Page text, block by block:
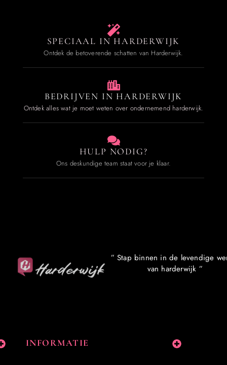
SPECIAAL IN HARDERWIJK
Ontdek de betoverende schatten van Harderwijk.
BEDRIJVEN IN HARDERWIJK
Ontdek alles wat je moet weten over ondernemend harderwijk.
HULP NODIG?
Ons deskundige team staat voor je klaar.
” Stap binnen in de levendige
van harderwijk ”
INFORMATIE